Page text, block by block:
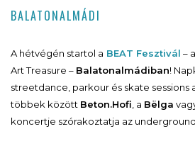
BALATONALMÁDI
A hétvégén startol a BEAT Fesztivál –
Art Treasure – Balatonalmádiban!
streetdance, parkour és skate sessions
többek között Beton.Hofi, a Bëlga
koncertje szórakoztatja az